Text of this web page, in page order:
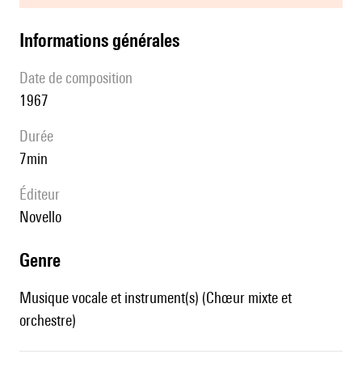
informations générales
date de composition
1967
durée
7min
éditeur
Novello
genre
Musique vocale et instrument(s) (Chœur mixte et
orchestre)